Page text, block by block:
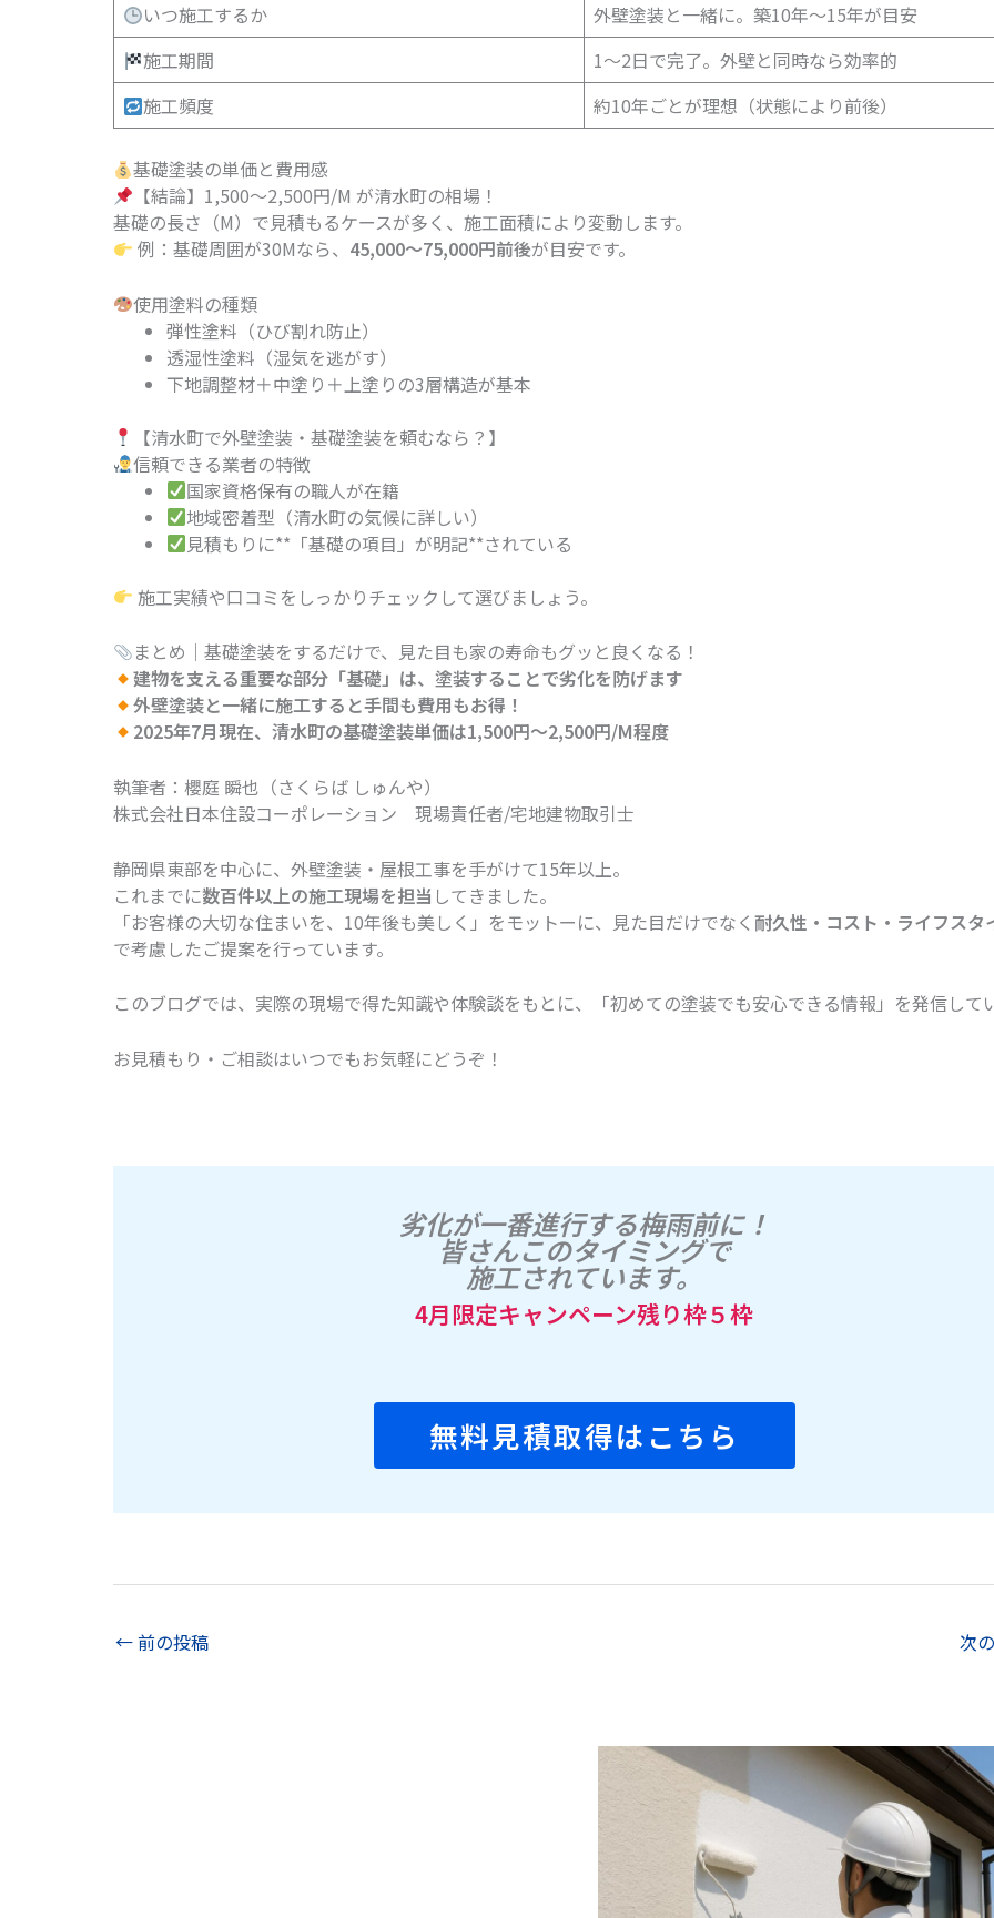
いつ施工するか
外壁塗装と一緒に。築10年〜15年が目安
施工期間
1〜2日で完了。外壁と同時なら効率的
施工頻度
約10年ごとが理想（状態により前後）
基礎塗装の単価と費用感
【結論】1,500〜2,500円/M が清水町の相場！
基礎の長さ（M）で見積もるケースが多く、施工面積により変動します。
例：基礎周囲が30Mなら、 45,000〜75,000円前後が目安です。
使用塗料の種類
弾性塗料（ひび割れ防止）
透湿性塗料（湿気を逃がす）
下地調整材＋中塗り＋上塗りの3層構造が基本
【清水町で外壁塗装・基礎塗装を頼むなら？】
信頼できる業者の特徴
国家資格保有の職人が在籍
地域密着型（清水町の気候に詳しい）
見積もりに**「基礎の項目」が明記**されている
施工実績や口コミをしっかりチェックして選びましょう。
まとめ｜基礎塗装をするだけで、見た目も家の寿命もグッと良くなる！
建物を支える重要な部分「基礎」は、塗装することで劣化を防げます
外壁塗装と一緒に施工すると手間も費用もお得！
2025年7月現在、清水町の基礎塗装単価は1,500円〜2,500円/M程度
執筆者：櫻庭 瞬也（さくらば しゅんや）
株式会社日本住設コーポレーション 現場責任者/宅地建物取引士
静岡県東部を中心に、外壁塗装・屋根工事を手がけて15年以上。
これまでに数百件以上の施工現場を担当 してきました。
「お客様の大切な住まいを、10年後も美しく」をモットーに、見た目だけでなく 耐久性・コスト・ライフスタ
で考慮したご提案を行っています。
このブログでは、実際の現場で得た知識や体験談をもとに、「初めての塗装でも安心できる情報」を発信して
お見積もり・ご相談はいつでもお気軽にどうぞ！
劣化が一番進行する梅雨前に！
皆さんこのタイミングで
施工されています。
4月限定キャンペーン残り枠５枠
無料見積取得はこちら
←前の投稿 次